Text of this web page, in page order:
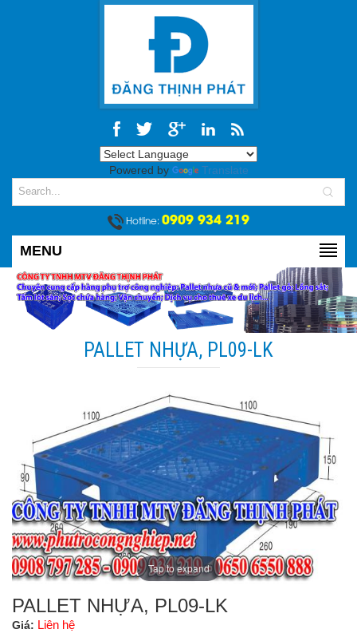
Powered by Translate
Hotline:0909 934 219
MENU
PALLET NHỰA, PL09-LK
Tap to expand
PALLET NHỰA, PL09-LK
Giá: Liên hệ